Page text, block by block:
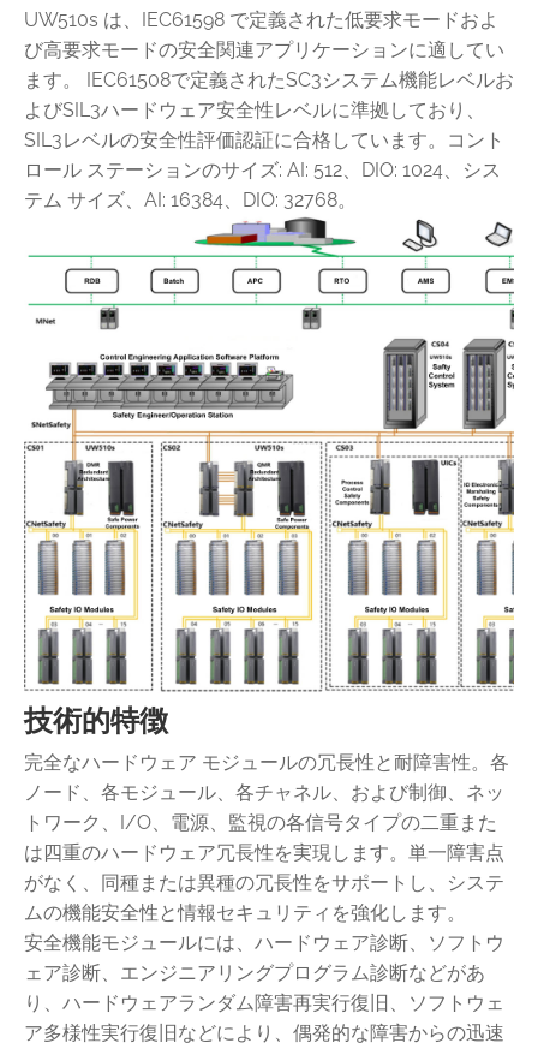
UW510s は、IEC61598 で定義された低要求モードおよ
び高要求モードの安全関連アプリケーションに適してい
ます。 IEC61508で定義されたSC3システム機能レベルお
よびSIL3ハードウェア安全性レベルに準拠しており、
SIL3レベルの安全性評価認証に合格しています。コント
ロール ステーションのサイズ: AI: 512、DIO: 1024、シス
テム サイズ、AI: 16384、DIO: 32768。
技術的特徴
完全なハードウェア モジュールの冗長性と耐障害性。各
ノード、各モジュール、各チャネル、および制御、ネッ
トワーク、I/O、電源、監視の各信号タイプの二重また
は四重のハードウェア冗長性を実現します。単一障害点
がなく、同種または異種の冗長性をサポートし、システ
ムの機能安全性と情報セキュリティを強化します。
安全機能モジュールには、ハードウェア診断、ソフトウ
ェア診断、エンジニアリングプログラム診断などがあ
り、ハードウェアランダム障害再実行復旧、ソフトウェ
ア多様性実行復旧などにより、偶発的な障害からの迅速